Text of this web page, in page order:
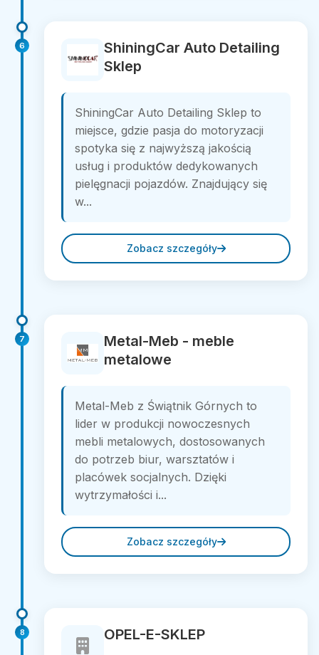
6
ShiningCar Auto Detailing
Sklep
ShiningCar Auto Detailing Sklep to
miejsce, gdzie pasja do motoryzacji
spotyka się z najwyższą jakością
usług i produktów dedykowanych
pielęgnacji pojazdów. Znajdujący się
w...
Zobacz szczegóły
7
Metal-Meb - meble
metalowe
Metal-Meb z Świątnik Górnych to
lider w produkcji nowoczesnych
mebli metalowych, dostosowanych
do potrzeb biur, warsztatów i
placówek socjalnych. Dzięki
wytrzymałości i...
Zobacz szczegóły
8 OPEL-E-SKLEP